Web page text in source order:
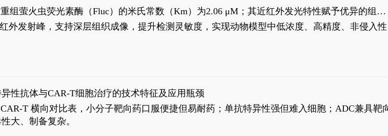
组萤火虫荧光素酶（Fluc）的米氏常数（Km）为2.06 μM；其近红外发光特性赋予优异的组织
极低给药剂量下的高灵敏度、非侵入式生物发光动态追踪。
外发射峰，支持深层组织成像，提升检测灵敏度，实现动物模型中低浓度、高精度、非侵入性
性抗体与CAR-T细胞治疗的技术特征及应用瓶颈
T 横向对比表，小分子靶向药口服便捷但易耐药；单抗特异性强但难入细胞；ADC兼具靶
大、制备复杂。